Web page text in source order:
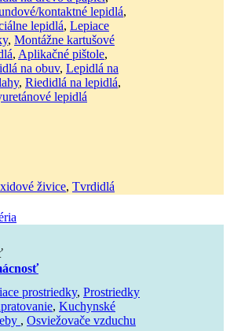
kontaktné lepidlá,
lepidlá, Lepiace
, Montážne kartušové
, Aplikačné pištole,
na obuv, Lepidlá na
, Riedidlá na lepidlá,
lepidlá
živice, Tvrdidlá
prostriedky, Prostriedky
, Kuchynské
, Osviežovače vzduchu